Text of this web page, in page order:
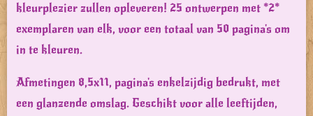
kleurplezier zullen opleveren! 25 ontwerpen met *2*
exemplaren van elk, voor een totaal van 50 pagina's om
in te kleuren.
Afmetingen 8,5x11, pagina's enkelzijdig bedrukt, met
een glanzende omslag. Geschikt voor alle leeftijden,